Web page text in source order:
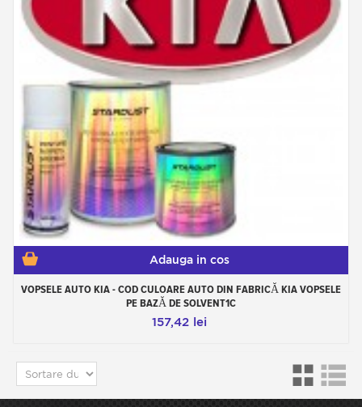
Adauga in cos
VOPSELE AUTO KIA - COD CULOARE AUTO DIN FABRICĂ KIA VOPSELE
PE BAZĂ DE SOLVENT1C
157,42 lei